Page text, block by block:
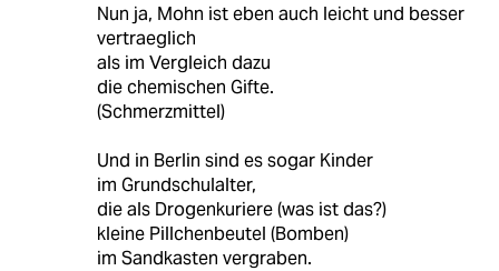
Nun ja, Mohn ist eben auch leicht und besser
vertraeglich
als im Vergleich dazu
die chemischen Gifte.
(Schmerzmittel)
Und in Berlin sind es sogar Kinder
im Grundschulalter,
die als Drogenkuriere (was ist das?)
kleine Pillchenbeutel (Bomben)
im Sandkasten vergraben.